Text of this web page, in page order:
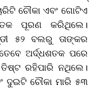
ଚୌକା ଏବଂ ଗୋଟିଏ
ପୂରଣ କରିଥିଲେ।
୫୨ ବଲରୁ ତାଙ୍କର
ଅର୍ଦ୍ଧଶତକ ପରେ
ରହିପାରି ନଥିଲେ।
ଦୁଇଟି ଚୌକା ମାରି ୫୩